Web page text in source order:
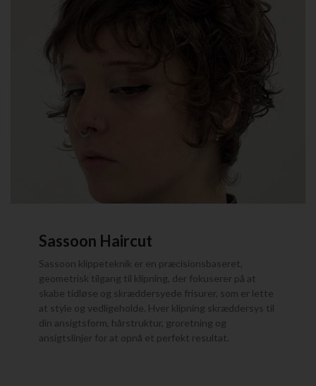
Sassoon Haircut
Sassoon klippeteknik er en præcisionsbaseret,
geometrisk tilgang til klipning, der fokuserer på at
skabe tidløse og skræddersyede frisurer, som er lette
at style og vedligeholde. Hver klipning skræddersys til
din ansigtsform, hårstruktur, groretning og
ansigtslinjer for at opnå et perfekt resultat.